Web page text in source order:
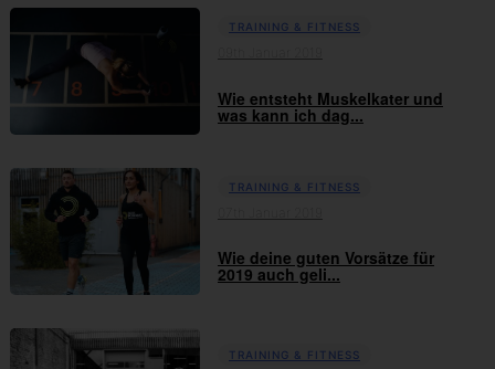
TRAINING & FITNESS
Wie entsteht Muskelkater und
was kann ich dag...
TRAINING & FITNESS
Wie deine guten Vorsätze für
2019 auch geli...
TRAINING & FITNESS